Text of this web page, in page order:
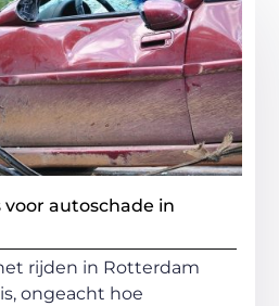
autoschade in
rijden in Rotterdam
ongeacht hoe